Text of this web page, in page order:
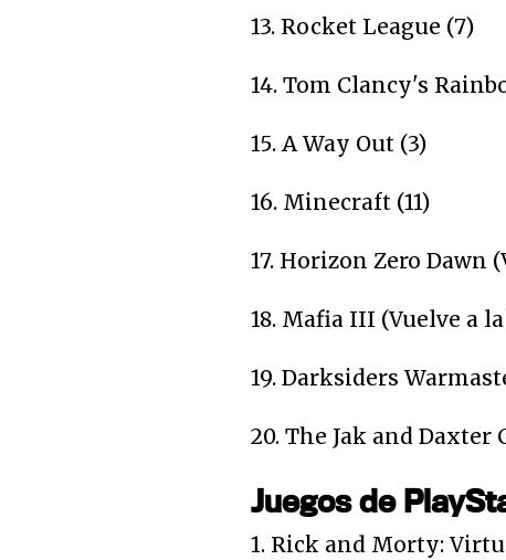
13. Rocket League (7)
14. Tom Clancy's
15. A Way Out (3)
16. Minecraft (11)
17. Horizon Zero Dawn
18. Mafia III (Vuelve a
19. Darksiders
20. The Jak and
Juegos de
1. Rick and Morty: